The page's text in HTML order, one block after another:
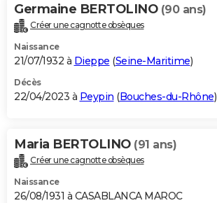
Germaine BERTOLINO (90 ans)
Créer une cagnotte obsèques
Naissance
21/07/1932 à Dieppe (Seine-Maritime)
Décès
22/04/2023 à Peypin (Bouches-du-Rhône)
Maria BERTOLINO (91 ans)
Créer une cagnotte obsèques
Naissance
26/08/1931 à CASABLANCA MAROC